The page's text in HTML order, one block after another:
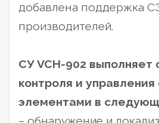
добавлена поддержка
производителей.
СУ VCH-902 выполняет
контроля и
элементами в